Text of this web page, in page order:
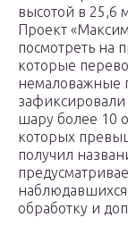
высотой в 25,6
Проект
посмотреть на
которые
немаловажные
шару более 10
которых
получил
обработку и